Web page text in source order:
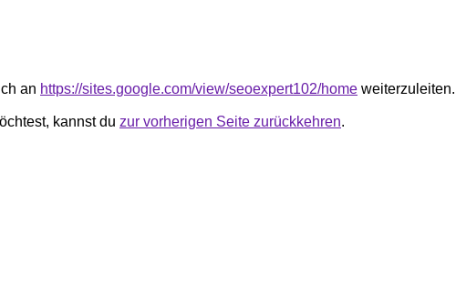
an https://sites.google.com/view/seoexpert102/home weiterzuleiten.
kannst du zur vorherigen Seite zurückkehren.